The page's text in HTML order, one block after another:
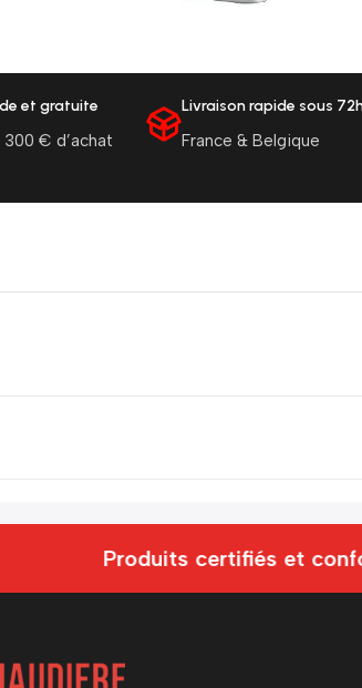
et gratuite
€ d’achat
Livraison rapide sous
France & Belgique
Produits certifiés et